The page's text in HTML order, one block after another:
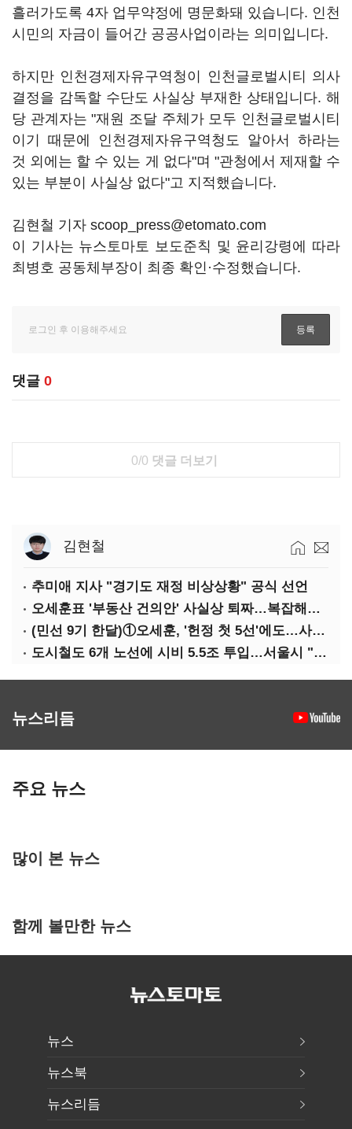
흘러가도록 4자 업무약정에 명문화돼 있습니다. 인천
시민의 자금이 들어간 공공사업이라는 의미입니다.
하지만 인천경제자유구역청이 인천글로벌시티 의사
결정을 감독할 수단도 사실상 부재한 상태입니다. 해
당 관계자는 "재원 조달 주체가 모두 인천글로벌시티
이기 때문에 인천경제자유구역청도 알아서 하라는
것 외에는 할 수 있는 게 없다"며 "관청에서 제재할 수
있는 부분이 사실상 없다"고 지적했습니다.
김현철 기자 scoop_press@etomato.com
이 기사는 뉴스토마토 보도준칙 및 윤리강령에 따라
최병호 공동체부장이 최종 확인·수정했습니다.
댓글 0
0/0 댓글 더보기
김현철
추미애 지사 "경기도 재정 비상상황" 공식 선언
오세훈표 '부동산 건의안' 사실상 퇴짜…복잡해진 '재개발 31만호' 셈법
(민선 9기 한달)①오세훈, '헌정 첫 5선'에도…사법리스크·여소야대에 발목
도시철도 6개 노선에 시비 5.5조 투입…서울시 "오세훈 임기 내 예타 통과 노력"
뉴스리듬
주요 뉴스
많이 본 뉴스
함께 볼만한 뉴스
뉴스
뉴스북
뉴스리듬